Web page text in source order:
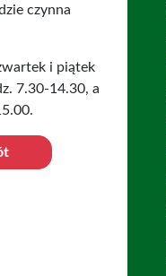
czynna
i piątek
7.30-14.30, a